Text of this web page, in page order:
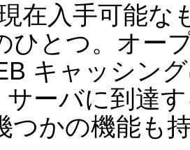
在入手可能な
ひとつ。オー
キャッシン
サーバに到達
つかの機能も